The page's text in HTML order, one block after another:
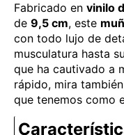
Fabricado en vinilo
de 9,5 cm, este
con todo lujo de
musculatura hasta
que ha cautivado a
rápido, mira
que tenemos como